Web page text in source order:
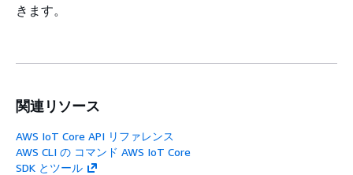
きます。
関連リソース
AWS IoT Core API リファレンス
AWS CLI の コマンド AWS IoT Core
SDK とツール